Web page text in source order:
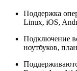
Поддержка
Linux, iOS,
Подключение
ноутбуков,